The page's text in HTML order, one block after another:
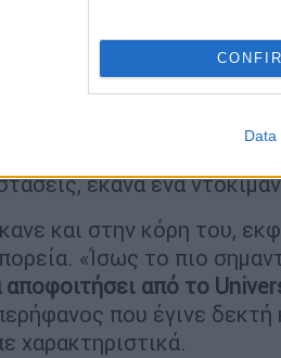
Data
αναφέρθηκε αναλυτικά
σημειώνοντας:
Ελληνικό Θέατρο στο
μετά ως λέκτορας και τα
and Media Arts, που
έκανα ένα
και στην κόρη του,
«Ίσως το πιο
αποφοιτήσει από το
που έγινε δεκτή
χαρακτηριστικά.